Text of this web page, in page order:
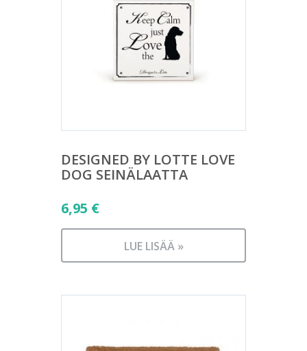
DESIGNED BY LOTTE LOVE
DOG SEINÄLAATTA
6,95 €
LUE LISÄÄ »